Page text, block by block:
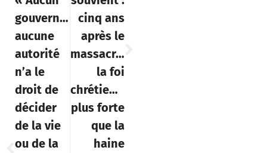
gouvernement,
aucune
autorité
n’a le
droit de
décider
de la vie
ou de la
cinq ans
après le
massacre,
la foi
chrétienne
plus forte
que la
haine